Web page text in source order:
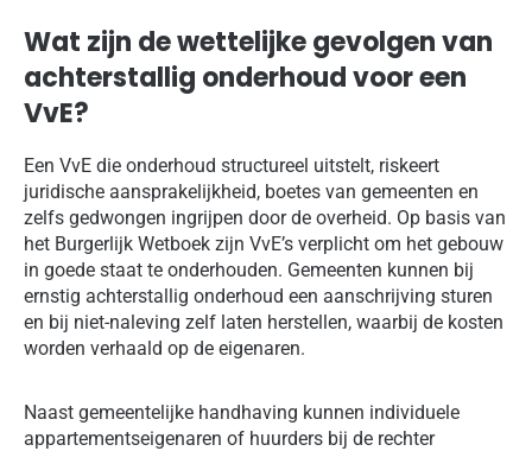
Wat zijn de wettelijke gevolgen van
achterstallig onderhoud voor een
VvE?
Een VvE die onderhoud structureel uitstelt, riskeert
juridische aansprakelijkheid, boetes van gemeenten en
zelfs gedwongen ingrijpen door de overheid. Op basis van
het Burgerlijk Wetboek zijn VvE’s verplicht om het gebouw
in goede staat te onderhouden. Gemeenten kunnen bij
ernstig achterstallig onderhoud een aanschrijving sturen
en bij niet-naleving zelf laten herstellen, waarbij de kosten
worden verhaald op de eigenaren.
Naast gemeentelijke handhaving kunnen individuele
appartementseigenaren of huurders bij de rechter